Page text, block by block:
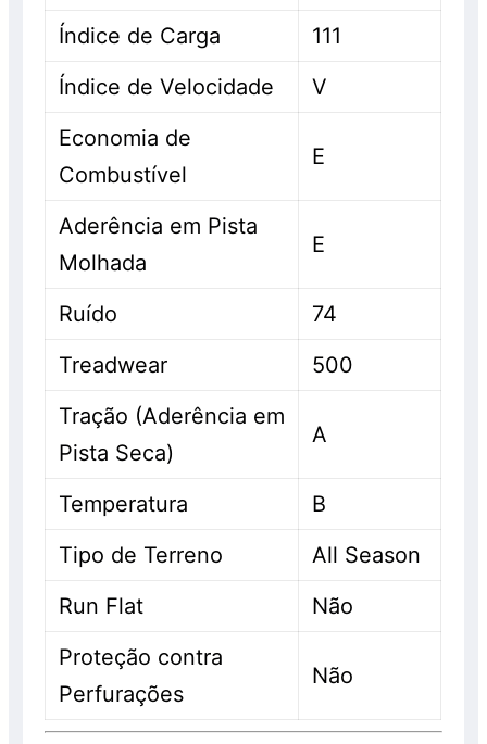
Índice de Carga
111
Índice de Velocidade
V
Economia de
Combustível
E
Aderência em Pista
Molhada
E
Ruído
74
Treadwear
500
Tração (Aderência em
Pista Seca)
A
Temperatura
B
Tipo de Terreno
All Season
Run Flat
Não
Proteção contra
Perfurações
Não